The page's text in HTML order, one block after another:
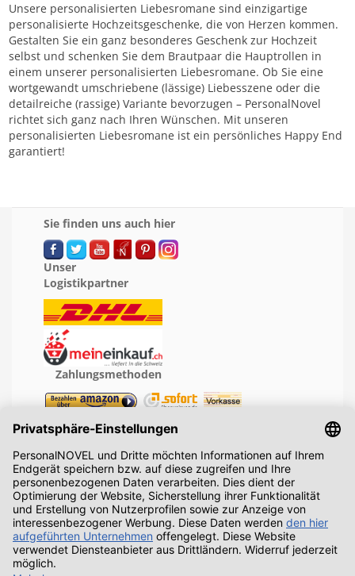
Unsere personalisierten Liebesromane sind einzigartige
personalisierte Hochzeitsgeschenke, die von Herzen kommen.
Gestalten Sie ein ganz besonderes Geschenk zur Hochzeit
selbst und schenken Sie dem Brautpaar die Hauptrollen in
einem unserer personalisierten Liebesromane. Ob Sie eine
wortgewandt umschriebene (lässige) Liebesszene oder die
detailreiche (rassige) Variante bevorzugen – PersonalNovel
richtet sich ganz nach Ihren Wünschen. Mit unseren
personalisierten Liebesromane ist ein persönliches Happy End
garantiert!
Sie finden uns auch hier
Unser
Logistikpartner
Zahlungsmethoden
Geprüfte Leistung
Recht